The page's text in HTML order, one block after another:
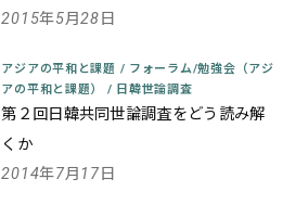
2015年5月28日
アジアの平和と課題 / フォーラム/勉強会（アジ
アの平和と課題） / 日韓世論調査
第２回日韓共同世論調査をどう読み解
くか
2014年7月17日